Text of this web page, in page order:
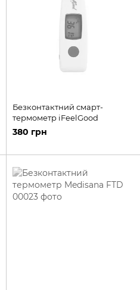
Безконтактний смарт-
термометр iFeelGood
380 грн